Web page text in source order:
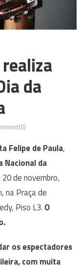
da
Felipe de Paula,
Nacional da
de novembro,
na Praça de
Piso L3. O
os espectadores
com muita